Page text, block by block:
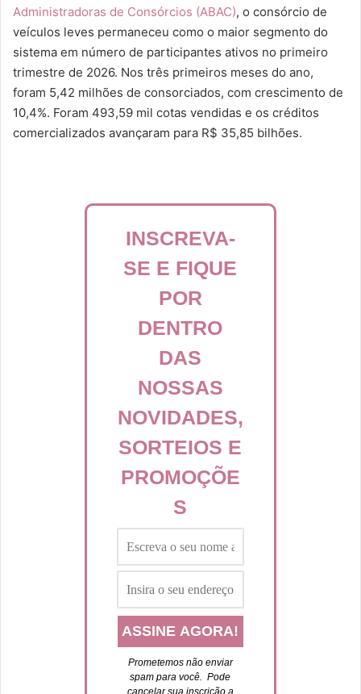
Administradoras de Consórcios (ABAC), o consórcio de
veículos leves permaneceu como o maior segmento do
sistema em número de participantes ativos no primeiro
trimestre de 2026. Nos três primeiros meses do ano,
foram 5,42 milhões de consorciados, com crescimento de
10,4%. Foram 493,59 mil cotas vendidas e os créditos
comercializados avançaram para R$ 35,85 bilhões.
INSCREVA-
SE E FIQUE
POR
DENTRO
DAS
NOSSAS
NOVIDADES,
SORTEIOS E
PROMOÇÕE
S
Prometemos não enviar
spam para você. Pode